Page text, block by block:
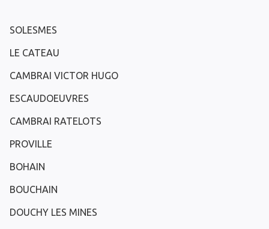
SOLESMES
LE CATEAU
CAMBRAI VICTOR HUGO
ESCAUDOEUVRES
CAMBRAI RATELOTS
PROVILLE
BOHAIN
BOUCHAIN
DOUCHY LES MINES